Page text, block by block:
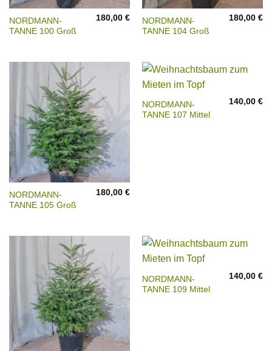
NORDMANN-
TANNE 100 Groß
180,00€
NORDMANN-
TANNE 104 Groß
180,00€
NORDMANN-
TANNE 105 Groß
180,00€
NORDMANN-
TANNE 107 Mittel
140,00€
NORDMANN-
TANNE 109 Mittel
140,00€